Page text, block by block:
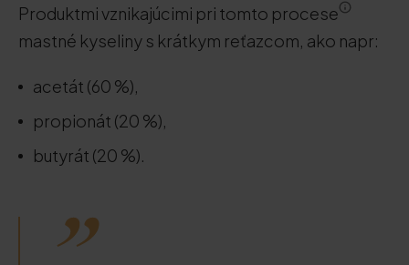
Produktmi vznikajúcimi pri tomto procese
mastné kyseliny s krátkym reťazcom, ako napr:
acetát (60 %),
propionát (20 %),
butyrát (20 %).